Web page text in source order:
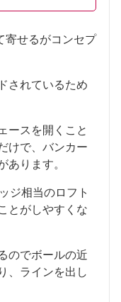
寄せるがコンセプ
されているため
ースを開くこと
けで、バンカー
あります。
ジ相当のロフト
とがしやすくな
のでボールの近
、ラインを出し